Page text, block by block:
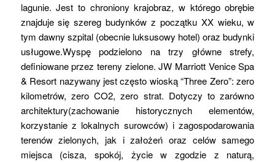
lagunie. Jest to chroniony krajobraz, w którego obrębie
znajduje się szereg budynków z początku XX wieku, w
tym dawny szpital (obecnie luksusowy hotel) oraz budynki
usługowe.Wyspę podzielono na trzy główne strefy,
definiowane przez tereny zielone. JW Marriott Venice Spa
& Resort nazywany jest często wioską “Three Zero”: zero
kilometrów, zero CO2, zero strat. Dotyczy to zarówno
architektury(zachowanie historycznych elementów,
korzystanie z lokalnych surowców) i zagospodarowania
terenów zielonych, jak i założeń oraz celów samego
miejsca (cisza, spokój, życie w zgodzie z naturą,